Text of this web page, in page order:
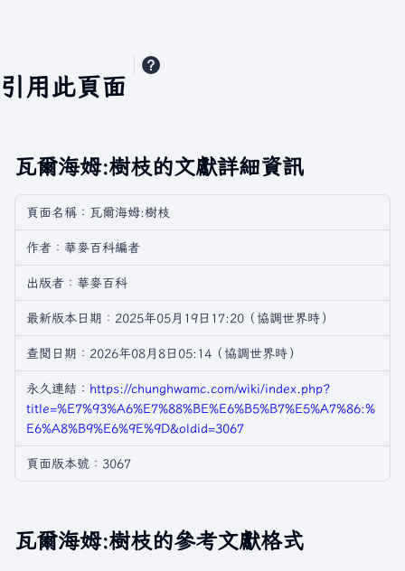
引用此頁面
瓦爾海姆:樹枝的文獻詳細資訊
頁面名稱：瓦爾海姆:樹枝
作者：華麥百科編者
出版者：華麥百科
最新版本日期：2025年05月19日17:20（協調世界時）
查閲日期：2026年08月8日05:14（協調世界時）
永久連結： https://chunghwamc.com/wiki/index.php?
title=%E7%93%A6%E7%88%BE%E6%B5%B7%E5%A7%86:%
E6%A8%B9%E6%9E%9D&oldid=3067
頁面版本號：3067
瓦爾海姆:樹枝的參考文獻格式